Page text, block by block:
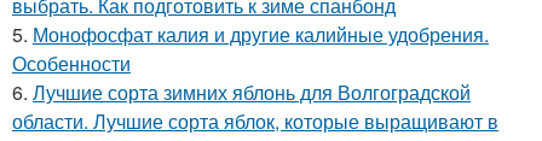
5. Монофосфат калия и другие калийные удобрения.
Особенности
6. Лучшие сорта зимних яблонь для Волгоградской
области. Лучшие сорта яблок, которые выращивают в